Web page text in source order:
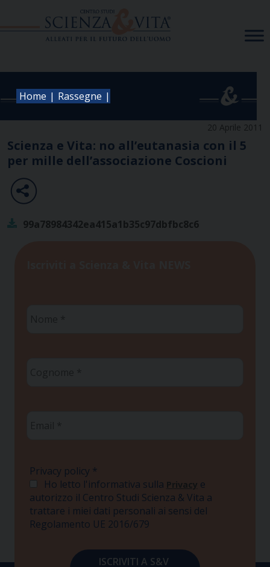
Home | Rassegne |
20 Aprile 2011
Scienza e Vita: no all’eutanasia con il 5
per mille dell’associazione Coscioni
99a78984342ea415a1b35c97dbfbc8c6
Privacy policy *
Ho letto l'informativa sulla Privacy e
autorizzo il Centro Studi Scienza & Vita a
trattare i miei dati personali ai sensi del
Regolamento UE 2016/679